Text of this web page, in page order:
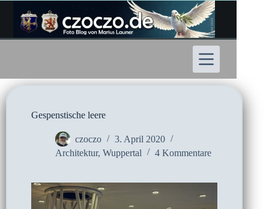
Inhalt
springen
Gespenstische leere
czoczo
3. April 2020
Architektur, Wuppertal 4 Kommentare